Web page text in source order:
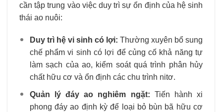
cần tập trung vào việc duy trì sự ổn định của hệ sinh
thái ao nuôi:
Duy trì hệ vi sinh có lợi: Thường xuyên bổ sung
chế phẩm vi sinh có lợi để củng cố khả năng tự
làm sạch của ao, kiểm soát quá trình phân hủy
chất hữu cơ và ổn định các chu trình nitơ.
Quản lý đáy ao nghiêm ngặt: Tiến hành xi
phong đáy ao định kỳ để loại bỏ bùn bã hữu cơ